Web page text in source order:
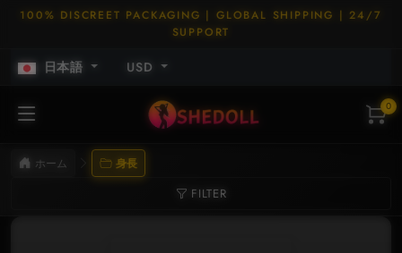
100% DISCREET PACKAGING | GLOBAL SHIPPING | 24/7
SUPPORT
日本語 USD
0
ホーム 身長
FILTER